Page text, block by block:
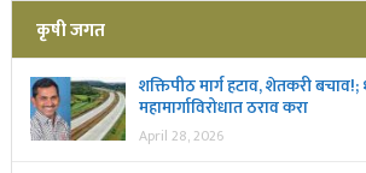
कृषी जगत
शक्तिपीठ मार्ग हटाव, शेतकरी बचाव!;
महामार्गाविरोधात ठराव करा
April 28, 2026